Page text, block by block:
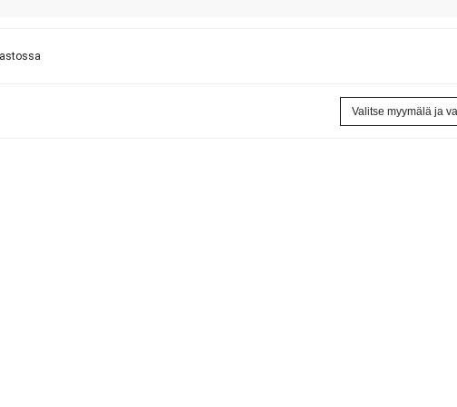
Valitse myymälä ja